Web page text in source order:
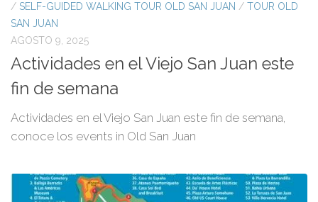
/ SELF-GUIDED WALKING TOUR OLD SAN JUAN / TOUR OLD
SAN JUAN
AGOSTO 9, 2025
Actividades en el Viejo San Juan este
fin de semana
Actividades en el Viejo San Juan este fin de semana,
conoce los events in Old San Juan